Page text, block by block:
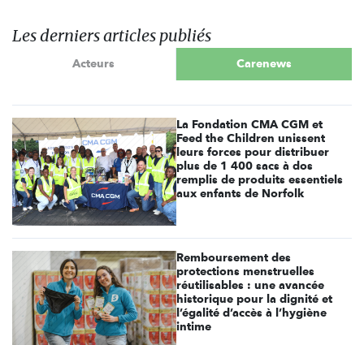
Les derniers articles publiés
Acteurs Carenews
La Fondation CMA CGM et
Feed the Children unissent
leurs forces pour distribuer
plus de 1 400 sacs à dos
remplis de produits essentiels
aux enfants de Norfolk
Remboursement des
protections menstruelles
réutilisables : une avancée
historique pour la dignité et
l’égalité d’accès à l’hygiène
intime